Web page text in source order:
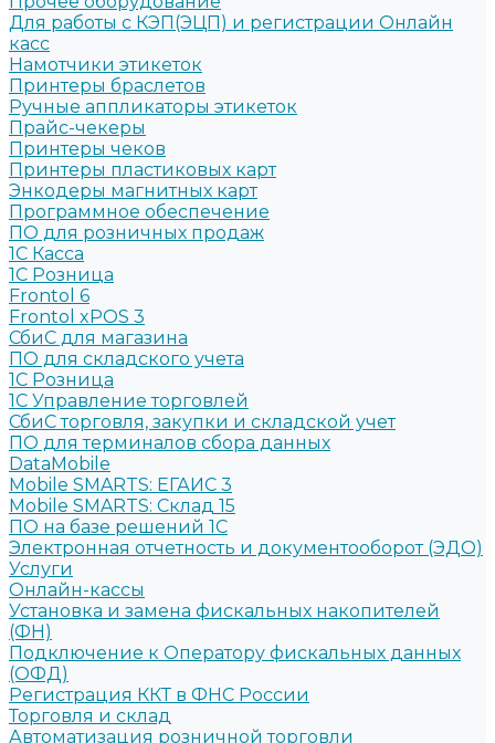
Для работы с КЭП(ЭЦП) и регистрации Онлайн
касс
Намотчики этикеток
Принтеры браслетов
Ручные аппликаторы этикеток
Прайс-чекеры
Принтеры чеков
Принтеры пластиковых карт
Энкодеры магнитных карт
Программное обеспечение
ПО для розничных продаж
1C Касса
1С Розница
Frontol 6
Frontol xPOS 3
СбиС для магазина
ПО для складского учета
1C Розница
1С Управление торговлей
СбиС торговля, закупки и складской учет
ПО для терминалов сбора данных
DataMobile
Mobile SMARTS: ЕГАИС 3
Mobile SMARTS: Склад 15
ПО на базе решений 1С
Электронная отчетность и документооборот (ЭДО)
Услуги
Онлайн-кассы
Установка и замена фискальных накопителей
(ФН)
Подключение к Оператору фискальных данных
(ОФД)
Регистрация ККТ в ФНС России
Торговля и склад
Автоматизация розничной торговли